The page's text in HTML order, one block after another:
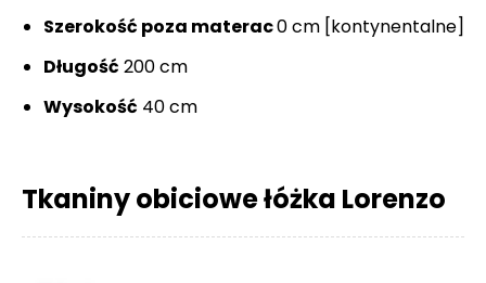
Szerokość poza materac0 cm [kontynentalne]
Długość 200 cm
Wysokość 40 cm
Tkaniny obiciowe łóżka Lorenzo